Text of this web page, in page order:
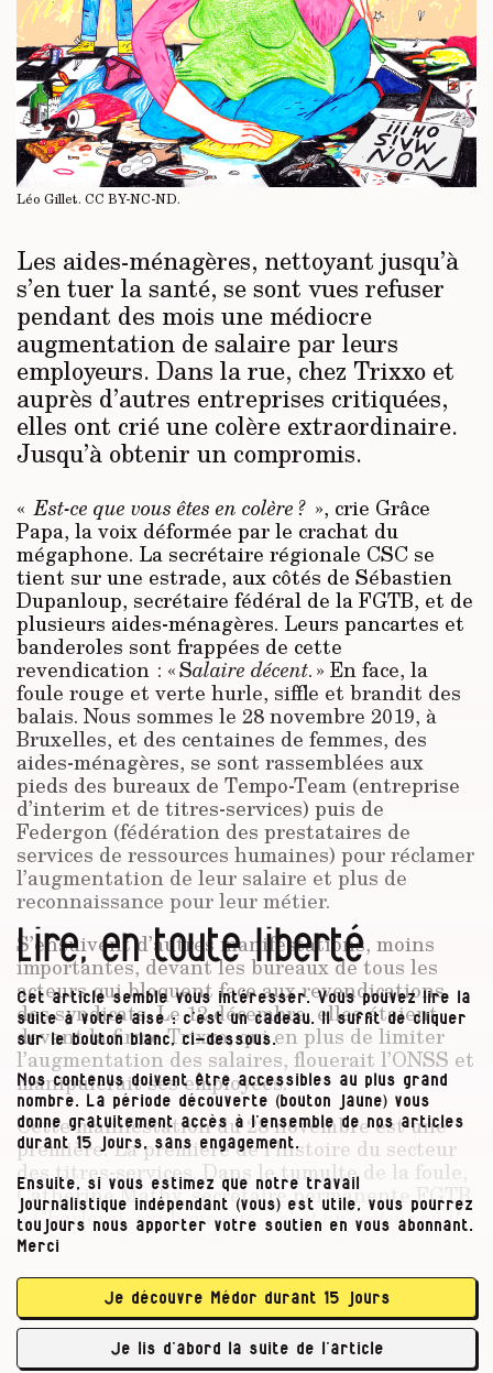
Léo Gillet. CC BY-NC-ND.
Les aides-ménagères, nettoyant jusqu’à
s’en tuer la santé, se sont vues refuser
pendant des mois une médiocre
augmentation de salaire par leurs
employeurs. Dans la rue, chez Trixxo et
auprès d’autres entreprises critiquées,
elles ont crié une colère extraordinaire.
Jusqu’à obtenir un compromis.
«Est-ce que vous êtes en colère ? », crie Grâce
Papa, la voix déformée par le crachat du
mégaphone. La secrétaire régionale CSC se
tient sur une estrade, aux côtés de Sébastien
Dupanloup, secrétaire fédéral de la FGTB, et de
plusieurs aides-ménagères. Leurs pancartes et
banderoles sont frappées de cette
revendication : « Salaire décent. » En face, la
foule rouge et verte hurle, siffle et brandit des
balais. Nous sommes le 28 novembre 2019, à
Bruxelles, et des centaines de femmes, des
aides-ménagères, se sont rassemblées aux
pieds des bureaux de Tempo-Team (entreprise
d’interim et de titres-services) puis de
Federgon (fédération des prestataires de
services de ressources humaines) pour réclamer
l’augmentation de leur salaire et plus de
reconnaissance pour leur métier.
S’ensuivent d’autres manifestations, moins
importantes, devant les bureaux de tous les
acteurs qui bloquent face aux revendications
des syndicats. Le 12 décembre, elles étaient
devant la firme Trixxo, qui en plus de limiter
l’augmentation des salaires, flouerait l’ONSS et
manipulerait ses employées.
Cette manifestation du 28 novembre est une
première. La première de l’histoire du secteur
des titres-services. Dans le tumulte de la foule,
Catherine Mathy, secrétaire permanente FGTB
à Charleroi, explique que «c’est un secteur où il
est habituellement difficile de rassembler les
dispersées chez leurs clients respectifs, sans
moments de rencontre.«Aujourd’hui, la preuve
est là, elles en ont marre.» Les moyens mis en
place par les trois syndicats – FGTB …
Lire, en toute liberté
Cet article semble vous intéresser. Vous pouvez lire la
suite à votre aise : c’est un cadeau. Il suffit de cliquer
sur le bouton blanc, ci-dessous.
Nos contenus doivent être accessibles au plus grand
nombre. La période découverte (bouton jaune) vous
donne gratuitement accès à l’ensemble de nos articles
durant 15 jours, sans engagement.
Ensuite, si vous estimez que notre travail
journalistique indépendant (vous) est utile, vous pourrez
toujours nous apporter votre soutien en vous abonnant.
Merci
Je découvre Médor durant 15 jours
Je lis d’abord la suite de l’article